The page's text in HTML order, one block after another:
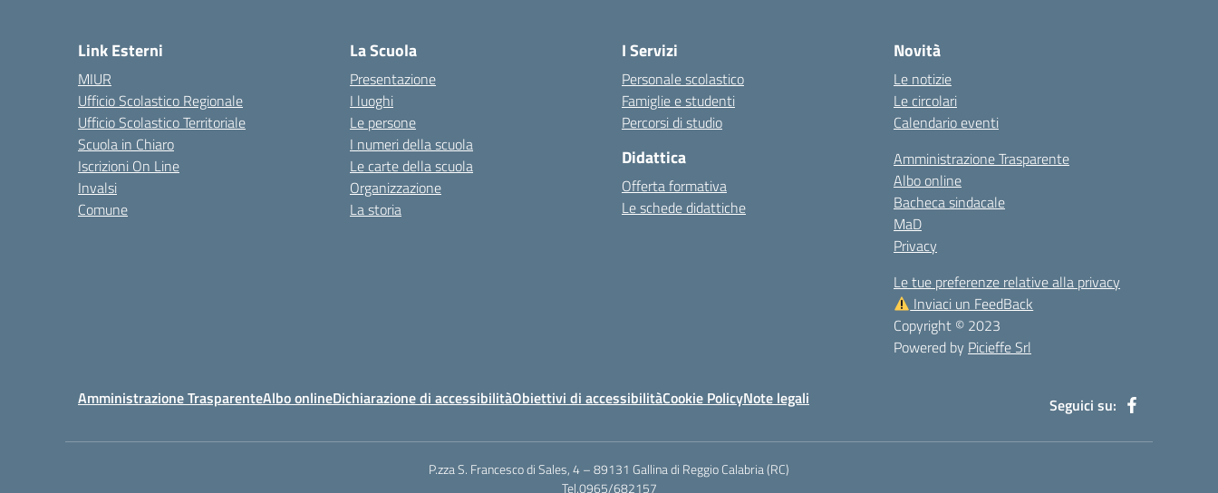
Link Esterni
MIUR
Ufficio Scolastico Regionale
Ufficio Scolastico Territoriale
Scuola in Chiaro
Iscrizioni On Line
Invalsi
Comune
La Scuola
Presentazione
I luoghi
Le persone
I numeri della scuola
Le carte della scuola
Organizzazione
La storia
I Servizi
Personale scolastico
Famiglie e studenti
Percorsi di studio
Didattica
Offerta formativa
Le schede didattiche
Novità
Le notizie
Le circolari
Calendario eventi
Amministrazione Trasparente
Albo online
Bacheca sindacale
MaD
Privacy
Le tue preferenze relative alla privacy
Inviaci un FeedBack
Copyright © 2023
Powered by Picieffe Srl
Amministrazione TrasparenteAlbo onlineDichiarazione di accessibilitàObiettivi di accessibilitàCookie PolicyNote legali Seguici su:
P.zza S. Francesco di Sales, 4 – 89131 Gallina di Reggio Calabria (RC)
Tel.0965/682157